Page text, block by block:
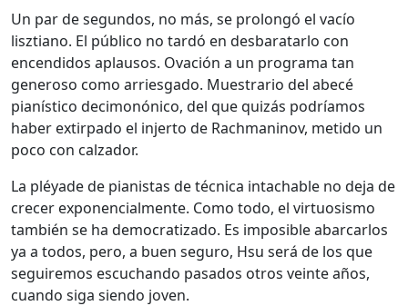
Un par de segundos, no más, se prolongó el vacío
lisztiano. El público no tardó en desbaratarlo con
encendidos aplausos. Ovación a un programa tan
generoso como arriesgado. Muestrario del abecé
pianístico decimonónico, del que quizás podríamos
haber extirpado el injerto de Rachmaninov, metido un
poco con calzador.
La pléyade de pianistas de técnica intachable no deja de
crecer exponencialmente. Como todo, el virtuosismo
también se ha democratizado. Es imposible abarcarlos
ya a todos, pero, a buen seguro, Hsu será de los que
seguiremos escuchando pasados otros veinte años,
cuando siga siendo joven.